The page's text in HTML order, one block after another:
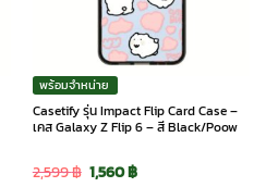
พร้อมจำหน่าย
Casetify รุ่น Impact Flip Card Case –
เคส Galaxy Z Flip 6 – สี Black/Poow
2,599฿ Original
1,560฿Current